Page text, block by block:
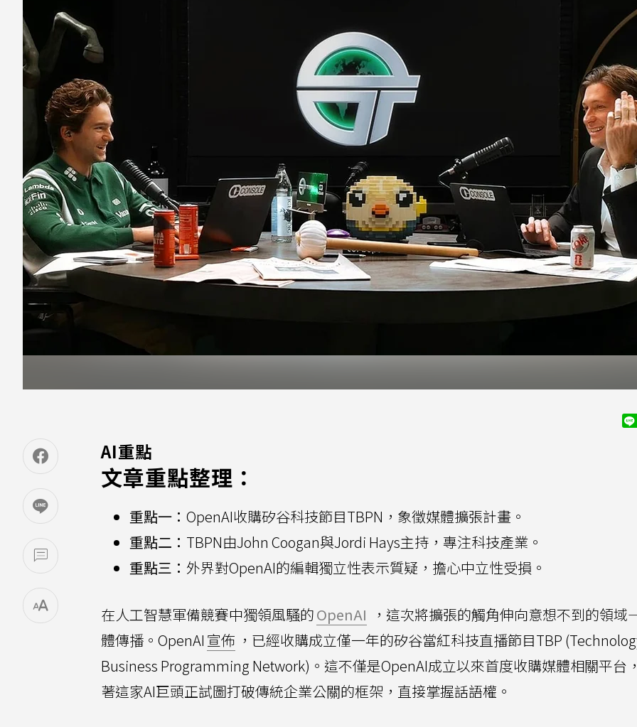
AI重點
文章重點整理：
重點一： OpenAI收購矽谷科技節目TBPN，象徵媒體擴張計畫。
重點二： TBPN由John Coogan與Jordi Hays主持，專注科技產業。
重點三： 外界對OpenAI的編輯獨立性表示質疑，擔心中立性受損。
在人工智慧軍備競賽中獨領風騷的OpenAI ，這次將擴張的觸角伸向意想不到的領
體傳播。OpenAI 宣佈 ，已經收購成立僅一年的矽谷當紅科技直播節目TBP
Business Programming Network)。這不僅是OpenAI成立以來首度收購媒體相關平台
著這家AI巨頭正試圖打破傳統企業公關的框架，直接掌握話語權。